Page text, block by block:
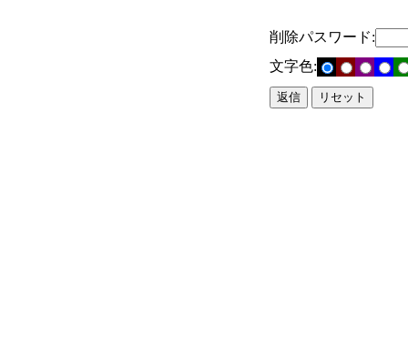
削除パスワード:
文字色: